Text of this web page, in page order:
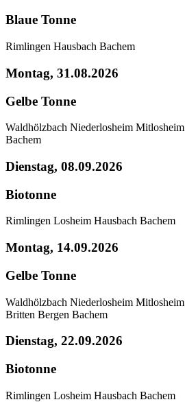
Blaue Tonne
Rimlingen Hausbach Bachem
Montag, 31.08.2026
Gelbe Tonne
Waldhölzbach Niederlosheim Mitlosheim
Bachem
Dienstag, 08.09.2026
Biotonne
Rimlingen Losheim Hausbach Bachem
Montag, 14.09.2026
Gelbe Tonne
Waldhölzbach Niederlosheim Mitlosheim
Britten Bergen Bachem
Dienstag, 22.09.2026
Biotonne
Rimlingen Losheim Hausbach Bachem